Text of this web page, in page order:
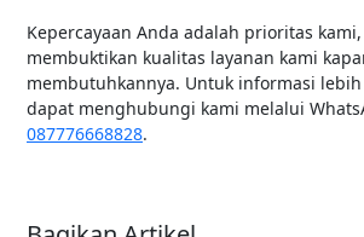
Kepercayaan Anda adalah prioritas
membuktikan kualitas layanan kami
membutuhkannya. Untuk informasi
dapat menghubungi kami melalui
087776668828.